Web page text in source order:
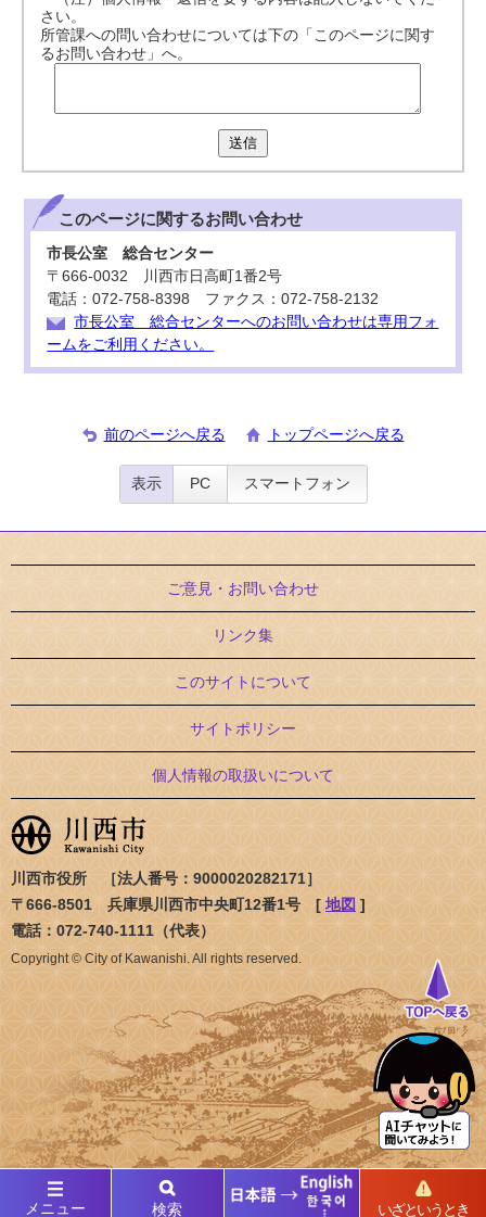
さい。
所管課への問い合わせについては下の「このページに関す
るお問い合わせ」へ。
送信
このページに関するお問い合わせ
市長公室 総合センター
〒666-0032 川西市日高町1番2号
電話：072-758-8398 ファクス：072-758-2132
市長公室 総合センターへのお問い合わせは専用フォ
ームをご利用ください。
メニュー 検索 いざというとき
前のページへ戻る トップページへ戻る
表示 PC スマートフォン
ご意見・お問い合わせ
リンク集
このサイトについて
サイトポリシー
個人情報の取扱いについて
川西市役所 ［法人番号：9000020282171］
〒666-8501 兵庫県川西市中央町12番1号 [ 地図 ]
電話：072-740-1111（代表）
Copyright © City of Kawanishi. All rights reserved.